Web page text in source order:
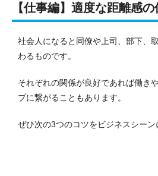
【仕事編】適度な距離感
社会人になると同僚や上司、部下、
わるものです。
それぞれの関係が良好であれば働き
プに繋がることもあります。
ぜひ次の3つのコツをビジネスシーン